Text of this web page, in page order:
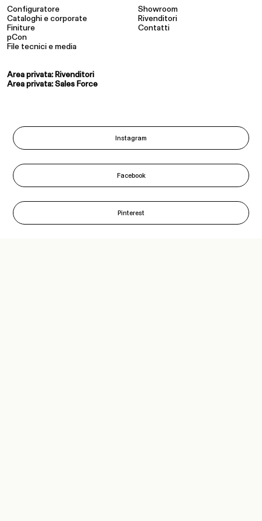
Configuratore
Cataloghi e corporate
Finiture
pCon
File tecnici e media
Area privata: Rivenditori
Area privata: Sales Force
Showroom
Rivenditori
Contatti
Instagram
Facebook
Pinterest